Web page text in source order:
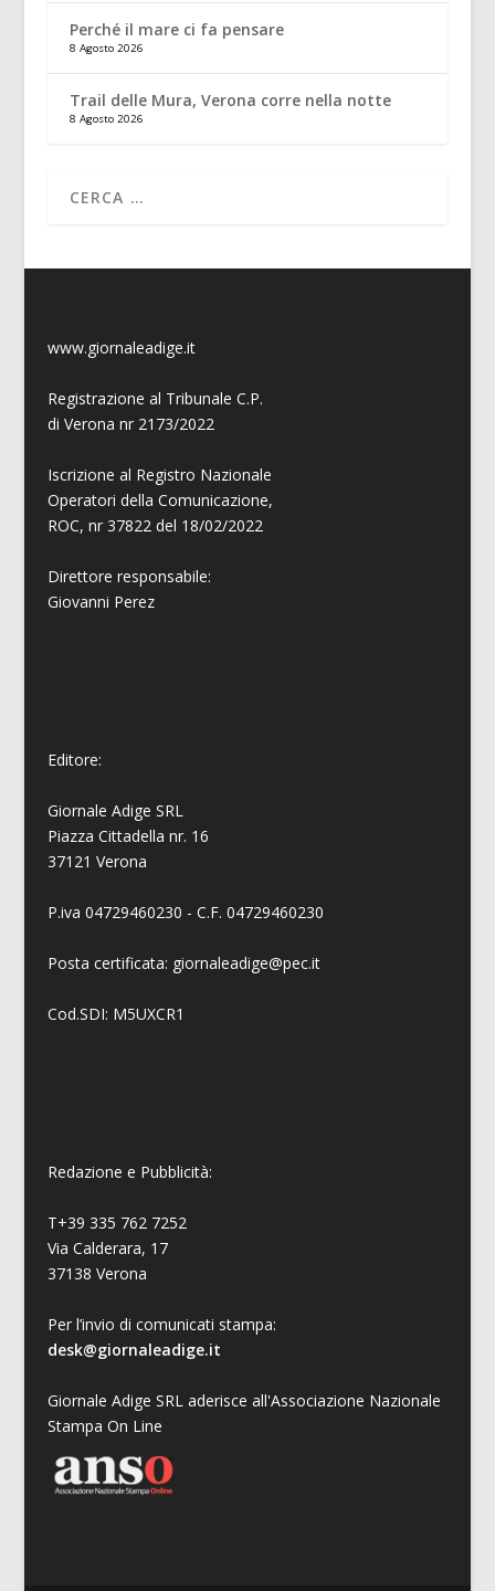
Perché il mare ci fa pensare
8 Agosto 2026
Trail delle Mura, Verona corre nella notte
8 Agosto 2026
www.giornaleadige.it
Registrazione al Tribunale C.P.
di Verona nr 2173/2022
Iscrizione al Registro Nazionale
Operatori della Comunicazione,
ROC, nr 37822 del 18/02/2022
Direttore responsabile:
Giovanni Perez
Editore:
Giornale Adige SRL
Piazza Cittadella nr. 16
37121 Verona
P.iva 04729460230 - C.F. 04729460230
Posta certificata: giornaleadige@pec.it
Cod.SDI: M5UXCR1
Redazione e Pubblicità:
T+39 335 762 7252
Via Calderara, 17
37138 Verona
Per l’invio di comunicati stampa:
desk@giornaleadige.it
Giornale Adige SRL aderisce all'Associazione Nazionale
Stampa On Line